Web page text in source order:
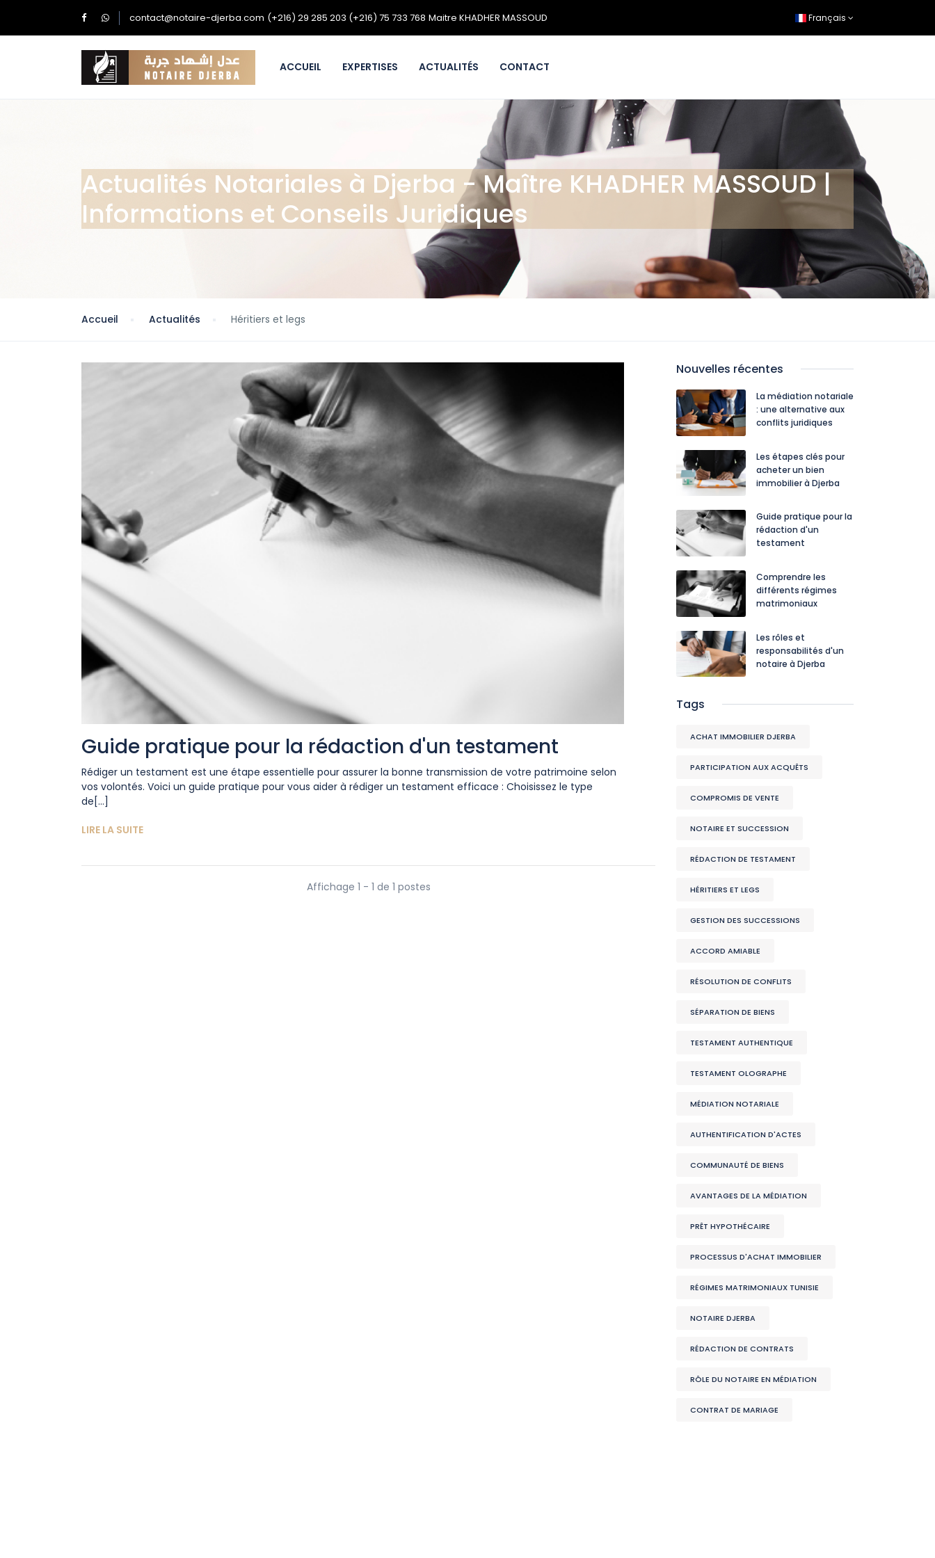
contact@notaire-djerba.com (+216) 29 285 203 (+216) 75 733 768 Maitre KHADHER MASSOUD Français
ACCUEIL EXPERTISES ACTUALITÉS CONTACT
Actualités Notariales à Djerba - Maître KHADHER MASSOUD |
Informations et Conseils Juridiques
Accueil Actualités Héritiers et legs
Guide pratique pour la rédaction d'un testament
Rédiger un testament est une étape essentielle pour assurer la bonne transmission de votre patrimoine selon
vos volontés. Voici un guide pratique pour vous aider à rédiger un testament efficace : Choisissez le type
de[...]
LIRE LA SUITE
Affichage 1 - 1 de 1 postes
Nouvelles récentes
La médiation notariale
: une alternative aux
conflits juridiques
Les étapes clés pour
acheter un bien
immobilier à Djerba
Guide pratique pour la
rédaction d'un
testament
Comprendre les
différents régimes
matrimoniaux
Les rôles et
responsabilités d'un
notaire à Djerba
Tags
ACHAT IMMOBILIER DJERBA
PARTICIPATION AUX ACQUÊTS
COMPROMIS DE VENTE
NOTAIRE ET SUCCESSION
RÉDACTION DE TESTAMENT
HÉRITIERS ET LEGS
GESTION DES SUCCESSIONS
ACCORD AMIABLE
RÉSOLUTION DE CONFLITS
SÉPARATION DE BIENS
TESTAMENT AUTHENTIQUE
TESTAMENT OLOGRAPHE
MÉDIATION NOTARIALE
AUTHENTIFICATION D'ACTES
COMMUNAUTÉ DE BIENS
AVANTAGES DE LA MÉDIATION
PRÊT HYPOTHÉCAIRE
PROCESSUS D'ACHAT IMMOBILIER
RÉGIMES MATRIMONIAUX TUNISIE
NOTAIRE DJERBA
RÉDACTION DE CONTRATS
RÔLE DU NOTAIRE EN MÉDIATION
CONTRAT DE MARIAGE